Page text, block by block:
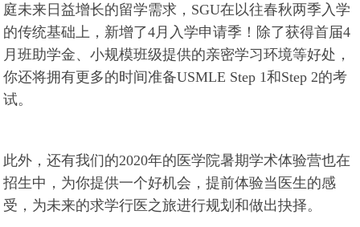
庭未来日益增长的留学需求，SGU在以往春秋两季入学
的传统基础上，新增了4月入学申请季！除了获得首届4
月班助学金、小规模班级提供的亲密学习环境等好处，
你还将拥有更多的时间准备USMLE Step 1和Step 2的考
试。
此外，还有我们的2020年的医学院暑期学术体验营也在
招生中，为你提供一个好机会，提前体验当医生的感
受，为未来的求学行医之旅进行规划和做出抉择。